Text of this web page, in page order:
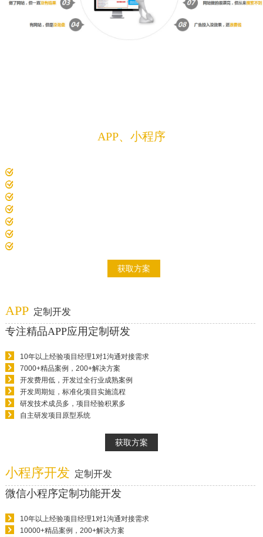
APP、小程序
获取方案
APP定制开发
专注精品APP应用定制研发
10年以上经验项目经理1对1沟通对接需求
7000+精品案例，200+解决方案
开发费用低，开发过全行业成熟案例
开发周期短，标准化项目实施流程
研发技术成员多，项目经验积累多
自主研发项目原型系统
获取方案
小程序开发 定制开发
微信小程序定制功能开发
10年以上经验项目经理1对1沟通对接需求
10000+精品案例，200+解决方案